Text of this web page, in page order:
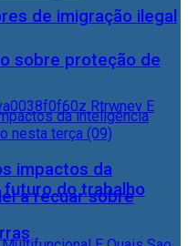
de imigração ilegal
a recuar sobre
sobre proteção de
impactos da
do trabalho